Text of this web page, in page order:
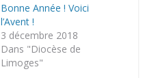
Bonne Année ! Voici
l’Avent !
3 décembre 2018
Dans "Diocèse de
Limoges"